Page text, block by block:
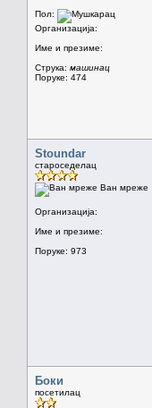
Пол:
Организација:
Име и презиме:
Струка: машинац
Поруке: 474
Stoundar
староседелац
Ван мреже
Организација:
Име и презиме:
Поруке: 973
Боки
посетилац